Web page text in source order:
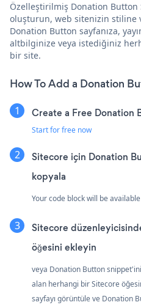
Özelleştirilmiş Donation Button
oluşturun, web sitenizin stiline
Donation Button sayfanıza,
altbilginize veya istediğiniz
bir site.
How To Add a Donation
Create a Free Donation
Start for free now
Sitecore için Donation
kopyala
Your code block will be
Sitecore
öğesini ekleyin
veya Donation Button
alan herhangi bir Sitecore
sayfayı görüntüle ve Donation